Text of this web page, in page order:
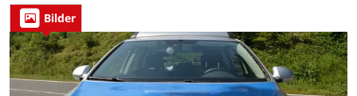
Bilder